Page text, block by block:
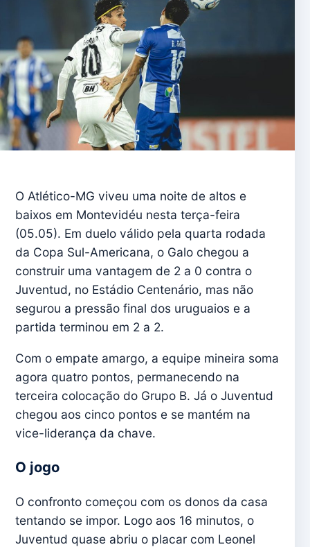
O Atlético-MG viveu uma noite de altos e
baixos em Montevidéu nesta terça-feira
(05.05). Em duelo válido pela quarta rodada
da Copa Sul-Americana, o Galo chegou a
construir uma vantagem de 2 a 0 contra o
Juventud, no Estádio Centenário, mas não
segurou a pressão final dos uruguaios e a
partida terminou em 2 a 2.
Com o empate amargo, a equipe mineira soma
agora quatro pontos, permanecendo na
terceira colocação do Grupo B. Já o Juventud
chegou aos cinco pontos e se mantém na
vice-liderança da chave.
O jogo
O confronto começou com os donos da casa
tentando se impor. Logo aos 16 minutos, o
Juventud quase abriu o placar com Leonel